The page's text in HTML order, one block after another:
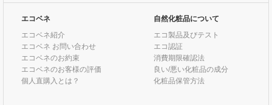
エコベネ
エコベネ紹介
エコベネ お問い合わせ
エコベネのお約束
エコベネのお客様の評価
個人直購入とは？
自然化粧品について
エコ製品及びテスト
エコ認証
消費期限確認法
良い/悪い化粧品の成分
化粧品保管方法